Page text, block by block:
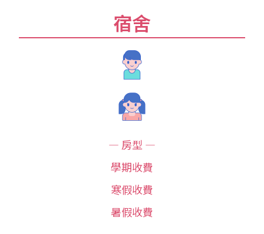
宿舍
— 房型 —
學期收費
寒假收費
暑假收費